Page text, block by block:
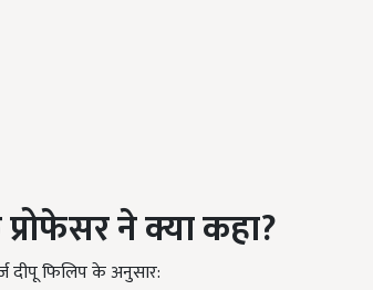
ने क्या कहा?
दीपू फिलिप के अनुसार: